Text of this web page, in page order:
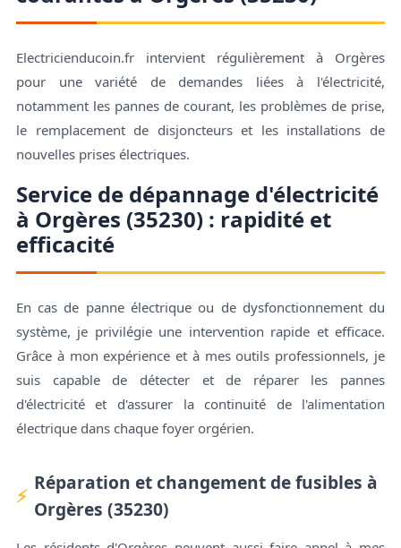
Electricienducoin.fr intervient régulièrement à Orgères
pour une variété de demandes liées à l'électricité,
notamment les pannes de courant, les problèmes de prise,
le remplacement de disjoncteurs et les installations de
nouvelles prises électriques.
Service de dépannage d'électricité
à Orgères (35230) : rapidité et
efficacité
En cas de panne électrique ou de dysfonctionnement du
système, je privilégie une intervention rapide et efficace.
Grâce à mon expérience et à mes outils professionnels, je
suis capable de détecter et de réparer les pannes
d'électricité et d'assurer la continuité de l'alimentation
électrique dans chaque foyer orgérien.
Réparation et changement de fusibles à
Orgères (35230)